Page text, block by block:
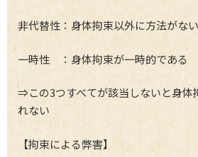
非代替性：身体拘束以外に方法がない
一時性 ：身体拘束が一時的である
⇒この3つすべてが該当しないと身体
れない
【拘束による弊害】